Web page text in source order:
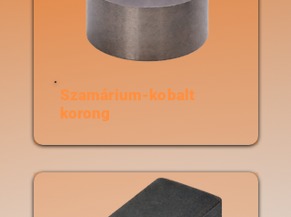
Szamárium-kobalt
korong